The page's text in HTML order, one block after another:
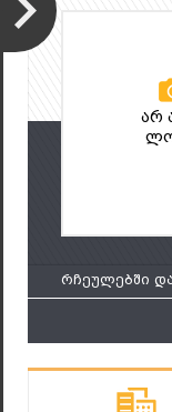
არ
რჩეულებში